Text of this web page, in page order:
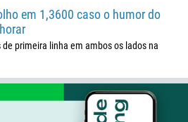
em 1,3600 caso o humor do
primeira linha em ambos os lados na